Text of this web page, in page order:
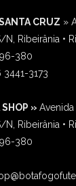
CRUZ »
N, Ribeirânia •
380
3441-3173
SHOP »
N, Ribeirânia •
380